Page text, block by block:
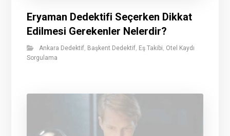
Eryaman Dedektifi Seçerken Dikkat
Edilmesi Gerekenler Nelerdir?
Ankara Dedektif, Başkent Dedektif, Eş Takibi, Otel Kaydı
Sorgulama